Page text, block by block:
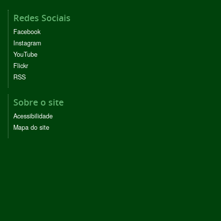
Redes Sociais
Facebook
Instagram
YouTube
Flickr
RSS
Sobre o site
Acessibilidade
Mapa do site